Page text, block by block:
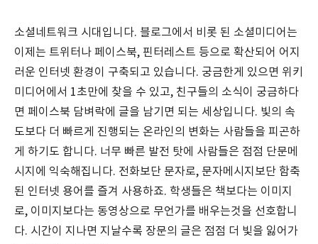
소셜네트워크 시대입니다. 블로그에서 비롯 된 소셜미디어는
이제는 트위터나 페이스북, 핀터레스트 등으로 확산되어 어지
러운 인터넷 환경이 구축되고 있습니다. 궁금한게 있으면 위키
미디어에서 1초만에 찾을 수 있고, 친구들의 소식이 궁금하다
면 페이스북 담벼락에 글을 남기면 되는 세상입니다. 빛의 속
도보다 더 빠르게 진행되는 온라인의 변화는 사람들을 피곤하
게 하기도 합니다. 너무 빠른 발전 탓에 사람들은 점점 단문메
시지에 익숙해집니다. 전화보단 문자로, 문자메시지보단 함축
된 인터넷 용어를 즐겨 사용하죠. 학생들은 책보다는 이미지
로, 이미지보다는 동영상으로 무언가를 배우는것을 선호합니
다. 시간이 지나면 지날수록 장문의 글은 점점 더 빛을 잃어가